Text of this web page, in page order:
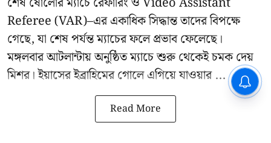
Referee (VAR)–এর একাধিক সিদ্ধান্ত তাদের বিপক্ষে
গেছে, যা শেষ পর্যন্ত ম্যাচের ফলে প্রভাব ফেলেছে।
মঙ্গলবার আটলান্টায় অনুষ্ঠিত ম্যাচে শুরু থেকেই চমক দেয়
মিশর। ইয়াসের ইব্রাহিমের গোলে এগিয়ে যাওয়ার ...
Read More
CPIM: ৬০ লক্ষ নাম বিবেচনাধীন রেখে
দ্বারস্থ হবে সিপিআইএম